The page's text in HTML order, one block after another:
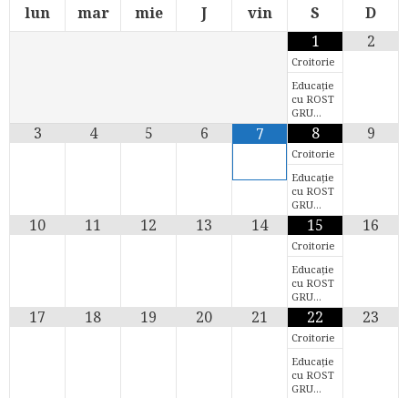
lun mar mie J vin S
D
1
Croitorie
Educație
cu ROST
GRU…
2
3 4 5 6 7 8
Croitorie
Educație
cu ROST
GRU…
9
10 11 12 13 14 15
Croitorie
Educație
cu ROST
GRU…
16
17 18 19 20 21 22
Croitorie
Educație
cu ROST
GRU…
23